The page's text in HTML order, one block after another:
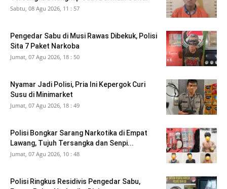
Sabtu, 08 Agu 2026, 11 : 57
Pengedar Sabu di Musi Rawas Dibekuk, Polisi
Sita 7 Paket Narkoba
Jumat, 07 Agu 2026, 18 : 50
Nyamar Jadi Polisi, Pria Ini Kepergok Curi
Susu di Minimarket
Jumat, 07 Agu 2026, 18 : 49
Polisi Bongkar Sarang Narkotika di Empat
Lawang, Tujuh Tersangka dan Senpi...
Jumat, 07 Agu 2026, 10 : 48
Polisi Ringkus Residivis Pengedar Sabu,